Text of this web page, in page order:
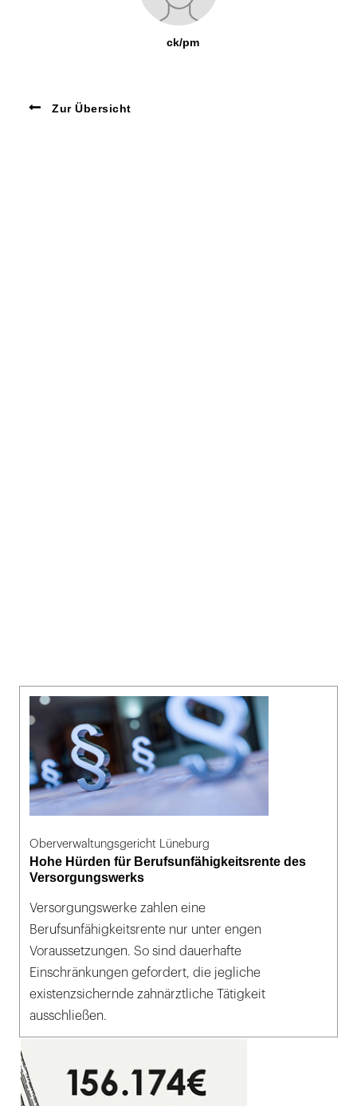
ck/pm
Zur Übersicht
Oberverwaltungsgericht Lüneburg
Hohe Hürden für Berufsunfähigkeitsrente des
Versorgungswerks
Versorgungswerke zahlen eine
Berufsunfähigkeitsrente nur unter engen
Voraussetzungen. So sind dauerhafte
Einschränkungen gefordert, die jegliche
existenzsichernde zahnärztliche Tätigkeit
ausschließen.